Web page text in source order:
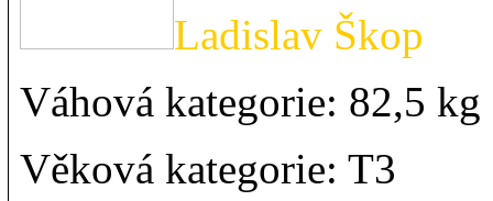
Ladislav Škop
Váhová kategorie: 82,5
Věková kategorie: T3